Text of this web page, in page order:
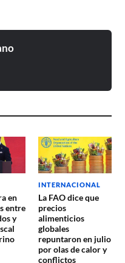
en
entre
y
INTERNACIONAL
La FAO dice que
precios
alimenticios
globales
repuntaron en julio
por olas de calor y
conflictos